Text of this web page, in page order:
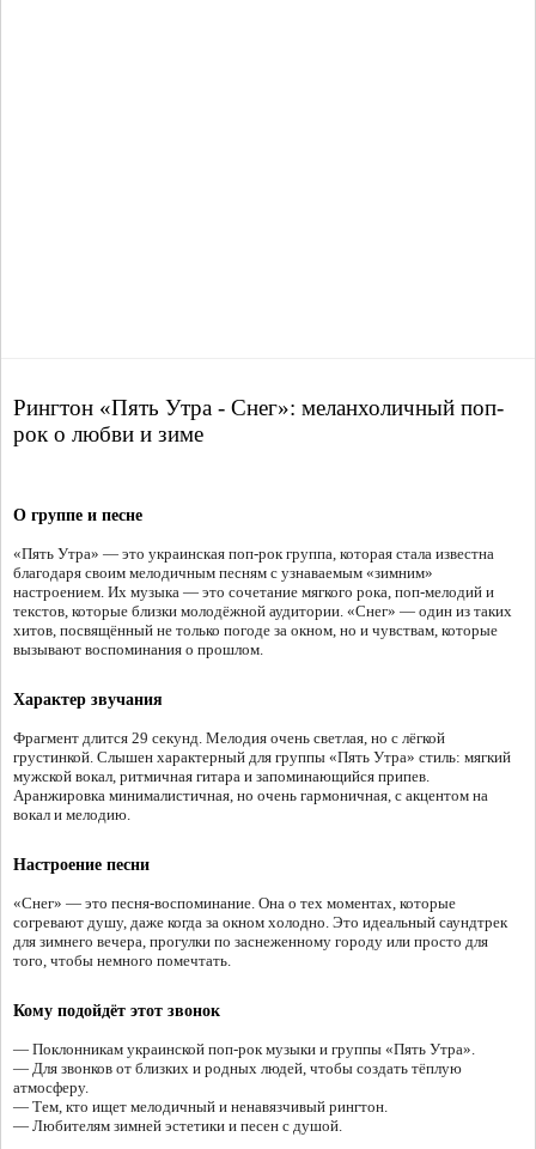
Рингтон «Пять Утра - Снег»: меланхоличный поп-
рок о любви и зиме
О группе и песне
«Пять Утра» — это украинская поп-рок группа, которая стала известна
благодаря своим мелодичным песням с узнаваемым «зимним»
настроением. Их музыка — это сочетание мягкого рока, поп-мелодий и
текстов, которые близки молодёжной аудитории. «Снег» — один из таких
хитов, посвящённый не только погоде за окном, но и чувствам, которые
вызывают воспоминания о прошлом.
Характер звучания
Фрагмент длится 29 секунд. Мелодия очень светлая, но с лёгкой
грустинкой. Слышен характерный для группы «Пять Утра» стиль: мягкий
мужской вокал, ритмичная гитара и запоминающийся припев.
Аранжировка минималистичная, но очень гармоничная, с акцентом на
вокал и мелодию.
Настроение песни
«Снег» — это песня-воспоминание. Она о тех моментах, которые
согревают душу, даже когда за окном холодно. Это идеальный саундтрек
для зимнего вечера, прогулки по заснеженному городу или просто для
того, чтобы немного помечтать.
Кому подойдёт этот звонок
— Поклонникам украинской поп-рок музыки и группы «Пять Утра».
— Для звонков от близких и родных людей, чтобы создать тёплую
атмосферу.
— Тем, кто ищет мелодичный и ненавязчивый рингтон.
— Любителям зимней эстетики и песен с душой.